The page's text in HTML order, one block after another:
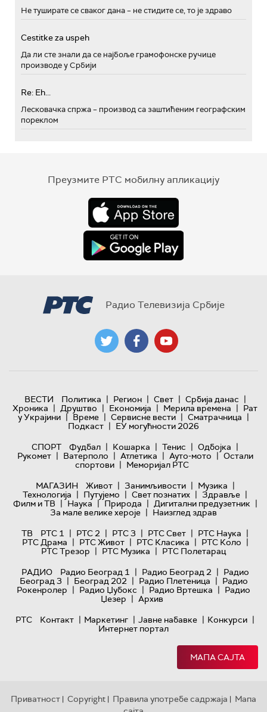
Не туширате се сваког дана – не стидите се, то је здраво
Cestitke za uspeh
Да ли сте знали да се најбоље грамофонске ручице
производе у Србији
Re: Eh...
Лесковачка спржа – производ са заштићеним географским
пореклом
Преузмите РТС мобилну апликацију
Радио Телевизија Србије
ВЕСТИ Политика | Регион | Свет | Србија данас |
Хроника | Друштво | Економија | Мерила времена | Рат
у Украјини | Време | Сервисне вести | Сматрачница |
Подкаст | ЕУ могућности 2026
СПОРТ
Фудбал | Кошарка | Тенис | Одбојка |
Рукомет | Ватерполо | Атлетика | Ауто-мото | Остали
спортови | Меморијал РТС
МАГАЗИН
Живот | Занимљивости | Музика |
Технологијa | Путујемо | Свет познатих | Здравље |
Филм и ТВ | Наука | Природа | Дигитални предузетник |
За мале велике хероје | Наизглед здрав
ТВ
РТС 1 | РТС 2 | РТС 3 | РТС Свет | РТС Наука |
РТС Драма | РТС Живот | РТС Класика | РТС Коло |
РТС Трезор | РТС Музика | РТС Полетарац
РАДИО
Радио Београд 1 | Радио Београд 2 | Радио
Београд 3 | Београд 202 | Радио Плетеница | Радио
Рокенролер | Радио Џубокс | Радио Вртешка | Радио
Џезер | Архив
РТС
Контакт | Маркетинг | Јавне набавке | Конкурси |
Интернет портал
МАПА САЈТА
Приватност | Copyright | Правила употребе садржаја | Мапа